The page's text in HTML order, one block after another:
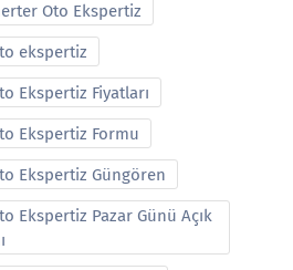
Oto Ekspertiz
ekspertiz
Ekspertiz Fiyatları
Ekspertiz Formu
Ekspertiz Güngören
Ekspertiz Pazar Günü Açık